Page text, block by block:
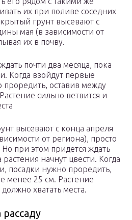
их при поливе соседних
грунт высевают с
мая (в зависимости от
их в почву.
почти два месяца, пока
Когда взойдут первые
проредить, оставив между
сильно ветвится и
высевают с конца апреля
от региона), просто
при этом придется ждать
начнут цвести. Когда
посадки нужно проредить,
менее 25 см. Растение
хватать места.